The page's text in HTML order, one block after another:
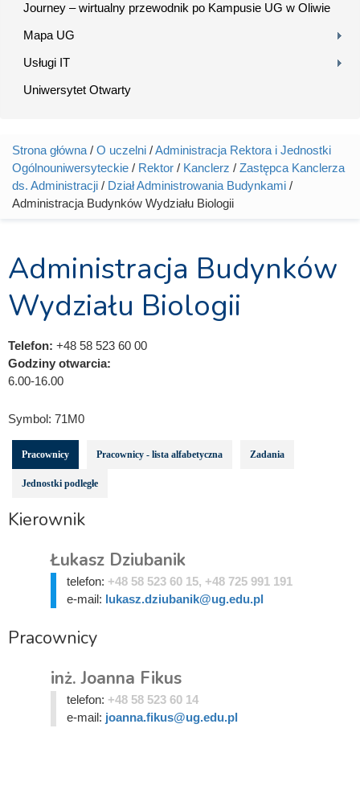
Journey – wirtualny przewodnik po Kampusie UG w Oliwie
Mapa UG
Usługi IT
Uniwersytet Otwarty
Jesteś tutaj
Strona główna / O uczelni /Administracja Rektora i Jednostki
Ogólnouniwersyteckie / Rektor / Kanclerz / Zastępca Kanclerza
ds. Administracji / Dział Administrowania Budynkami /
Administracja Budynków Wydziału Biologii
Administracja Budynków
Wydziału Biologii
Telefon: +48 58 523 60 00
Godziny otwarcia:
6.00-16.00
Symbol: 71M0
Pracownicy Pracownicy - lista alfabetyczna Zadania
Jednostki podległe
Kierownik
Łukasz Dziubanik
telefon: +48 58 523 60 15, +48 725 991 191
e-mail: lukasz.dziubanik@ug.edu.pl
Pracownicy
inż. Joanna Fikus
telefon: +48 58 523 60 14
e-mail: joanna.fikus@ug.edu.pl